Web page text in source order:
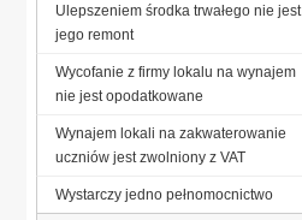
Ulepszeniem środka trwałego nie jest
jego remont
Wycofanie z firmy lokalu na wynajem
nie jest opodatkowane
Wynajem lokali na zakwaterowanie
uczniów jest zwolniony z VAT
Wystarczy jedno pełnomocnictwo